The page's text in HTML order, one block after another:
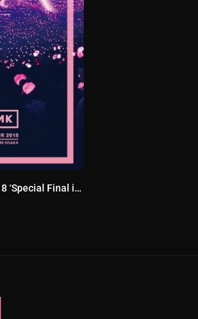
BLACKPINK: Arena Tour 2018 ‘Special Final in Kyocera Dome Osaka’